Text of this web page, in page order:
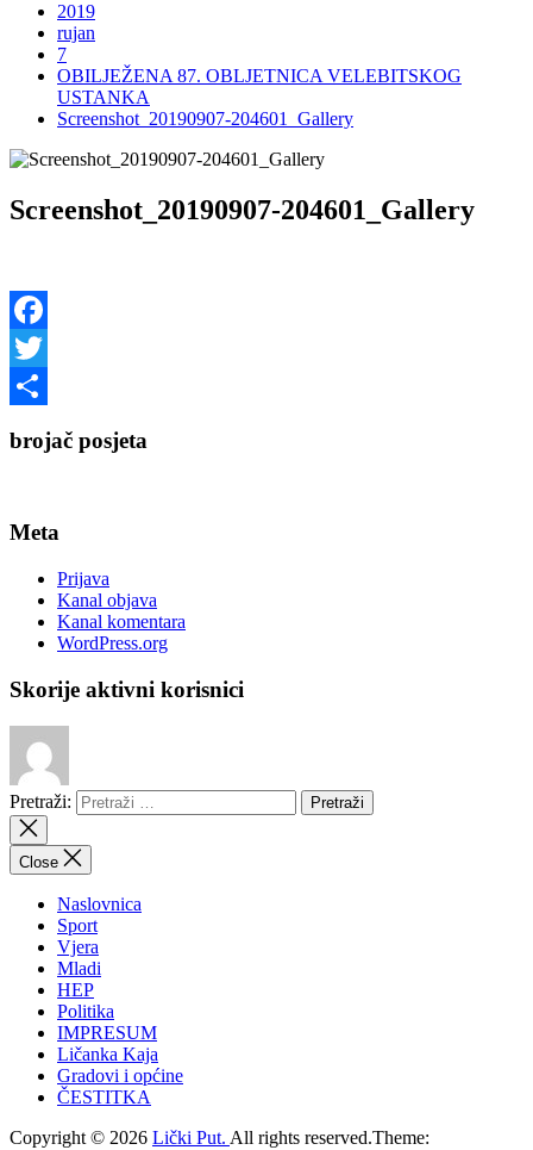
2019
rujan
7
OBILJEŽENA 87. OBLJETNICA VELEBITSKOG
USTANKA
Screenshot_20190907-204601_Gallery
Screenshot_20190907-204601_Gallery
Facebook
Twitter
brojač posjeta
Meta
Prijava
Kanal objava
Kanal komentara
WordPress.org
Skorije aktivni korisnici
Pretraži:
Close
Naslovnica
Sport
Vjera
Mladi
HEP
Politika
IMPRESUM
Ličanka Kaja
Gradovi i općine
ČESTITKA
Copyright © 2026 Lički Put. All rights reserved.Theme: